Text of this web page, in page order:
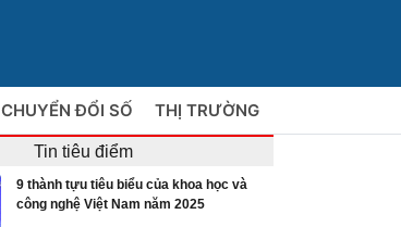
CHUYỂN ĐỔI SỐ THỊ TRƯỜNG
Tin tiêu điểm
9 thành tựu tiêu biểu của khoa học và
công nghệ Việt Nam năm 2025